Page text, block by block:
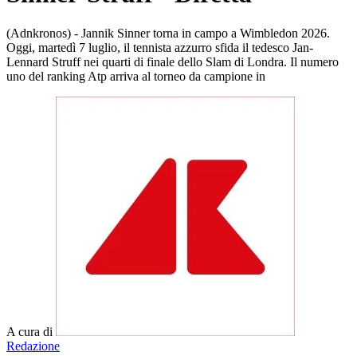
(Adnkronos) - Jannik Sinner torna in campo a Wimbledon 2026.
Oggi, martedì 7 luglio, il tennista azzurro sfida il tedesco Jan-
Lennard Struff nei quarti di finale dello Slam di Londra. Il numero
uno del ranking Atp arriva al torneo da campione in
A cura di
Redazione